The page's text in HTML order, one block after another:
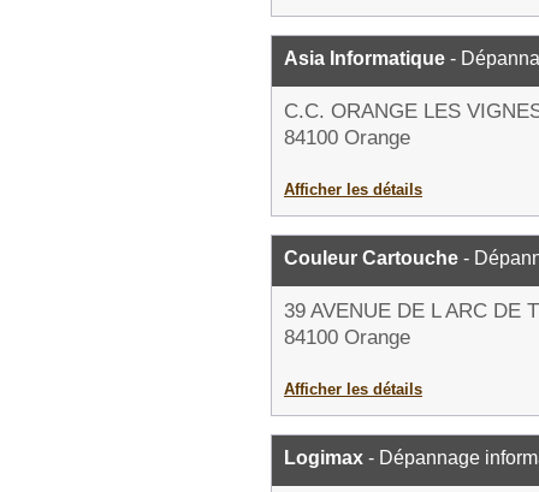
Asia Informatique -
C.C. ORANGE LES
84100 Orange
Afficher les détails
Couleur Cartouche -
39 AVENUE DE L ARC DE
84100 Orange
Afficher les détails
Logimax - Dépannage